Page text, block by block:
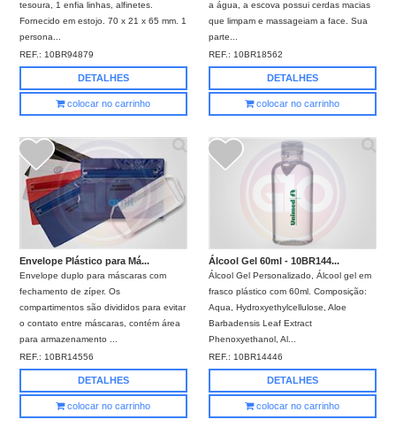
tesoura, 1 enfia linhas, alfinetes.
Fornecido em estojo. 70 x 21 x 65 mm. 1
persona...
REF.: 10BR94879
DETALHES
colocar no carrinho
a água, a escova possui cerdas macias
que limpam e massageiam a face. Sua
parte...
REF.: 10BR18562
DETALHES
colocar no carrinho
Envelope Plástico para Má...
Envelope duplo para máscaras com
fechamento de zíper. Os
compartimentos são divididos para evitar
o contato entre máscaras, contém área
para armazenamento ...
REF.: 10BR14556
DETALHES
colocar no carrinho
Álcool Gel 60ml - 10BR144...
Álcool Gel Personalizado, Álcool gel em
frasco plástico com 60ml. Composição:
Aqua, Hydroxyethylcellulose, Aloe
Barbadensis Leaf Extract
Phenoxyethanol, Al...
REF.: 10BR14446
DETALHES
colocar no carrinho